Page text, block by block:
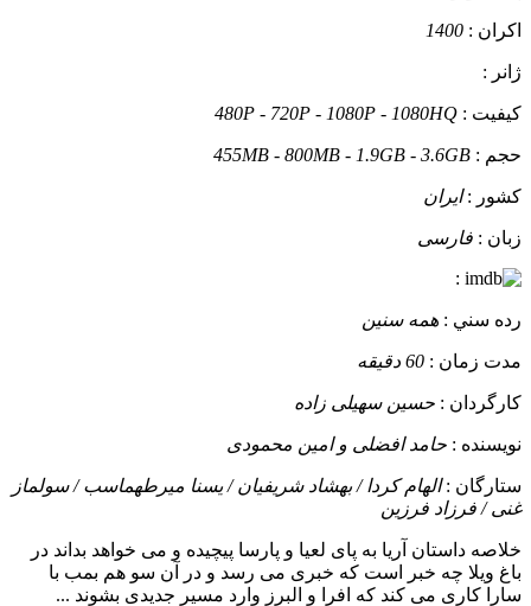
اکران : 1400
ژانر :
کيفيت : 480P - 720P - 1080P - 1080HQ
حجم : 455MB - 800MB - 1.9GB - 3.6GB
کشور :ایران
زبان : فارسی
:
رده سني : همه سنین
مدت زمان : 60 دقیقه
کارگردان : حسین سهیلی زاده
نويسنده : حامد افضلی و امین محمودی
ستارگان :الهام کردا / بهشاد شریفیان / یسنا میرطهماسب / سولماز
غنی / فرزاد فرزین
خلاصه داستان آریا به پای لعیا و پارسا پیچیده و می خواهد بداند در
باغ ویلا چه خبر است که خبری می رسد و در آن سو هم بمب با
سارا کاری می کند که افرا و البرز وارد مسیر جدیدی بشوند ...